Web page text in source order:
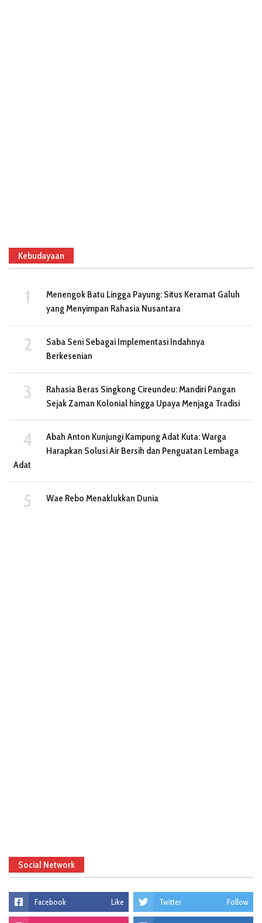
Kebudayaan
Menengok Batu Lingga Payung: Situs Keramat Galuh
yang Menyimpan Rahasia Nusantara
Saba Seni Sebagai Implementasi Indahnya
Berkesenian
Rahasia Beras Singkong Cireundeu: Mandiri Pangan
Sejak Zaman Kolonial hingga Upaya Menjaga Tradisi
Abah Anton Kunjungi Kampung Adat Kuta: Warga
Harapkan Solusi Air Bersih dan Penguatan Lembaga
Adat
Wae Rebo Menaklukkan Dunia
Social Network
Facebook Like Twitter Follow